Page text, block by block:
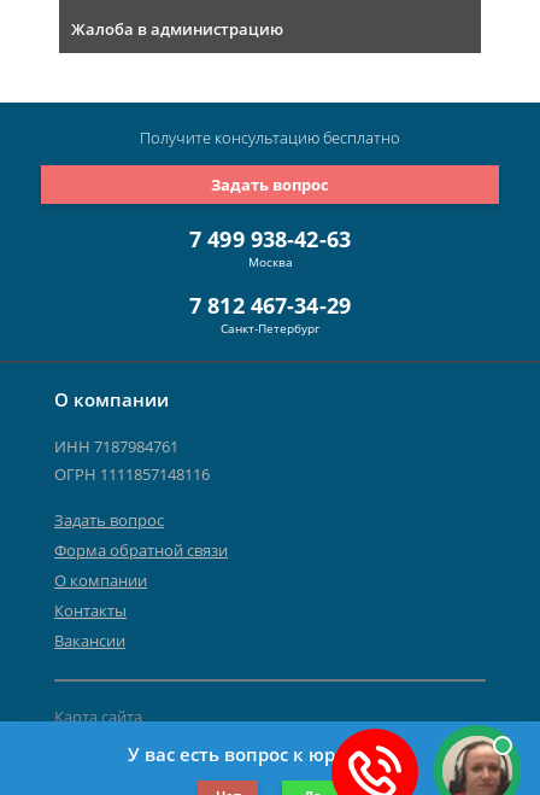
Жалоба в администрацию
О компании
ИНН 7187984761
ОГРН 1111857148116
Задать вопрос
Форма обратной связи
О компании
Контакты
Вакансии
©2019-2026 Все права защищены.
Карта сайта
Политика персональных данных
7 499 938-42-63
Москва
7 812 467-34-29
Санкт-Петербург
Задать вопрос
Получите консультациюбесплатно
У вас есть вопрос к юристу?